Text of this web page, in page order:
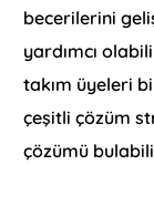
becerilerini
yardımcı
takım üyeleri
çeşitli çözüm
çözümü